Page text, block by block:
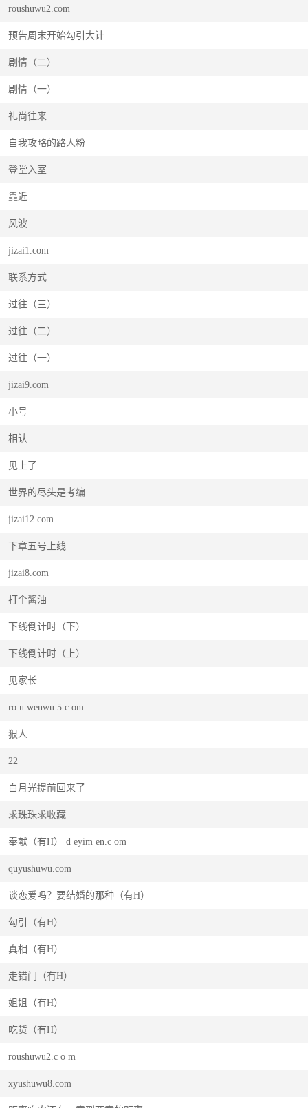
xyushuwu8.com
roushuwu2.c o m
吃货（有H）
姐姐（有H）
走错门（有H）
真相（有H）
勾引（有H）
谈恋爱吗？要结婚的那种（有H）
quyushuwu.com
奉献（有H） d eyim en.c om
求珠珠求收藏
白月光提前回来了
22
狠人
ro u wenwu 5.c om
见家长
下线倒计时（上）
下线倒计时（下）
打个酱油
jizai8.com
下章五号上线
jizai12.com
世界的尽头是考编
见上了
相认
小号
jizai9.com
过往（一）
过往（二）
过往（三）
联系方式
jizai1.com
风波
靠近
登堂入室
自我攻略的路人粉
礼尚往来
剧情（一）
剧情（二）
预告周末开始勾引大计
roushuwu2.com